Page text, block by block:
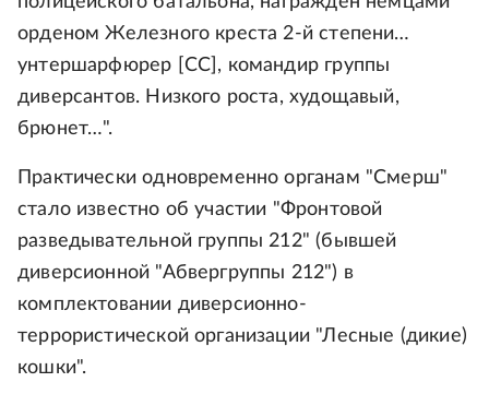
орденом Железного креста 2-й степени…
унтершарфюрер [СС], командир группы
диверсантов. Низкого роста, худощавый,
брюнет…".
Практически одновременно органам "Смерш"
стало известно об участии "Фронтовой
разведывательной группы 212" (бывшей
диверсионной "Абвергруппы 212") в
комплектовании диверсионно-
террористической организации "Лесные (дикие)
кошки".